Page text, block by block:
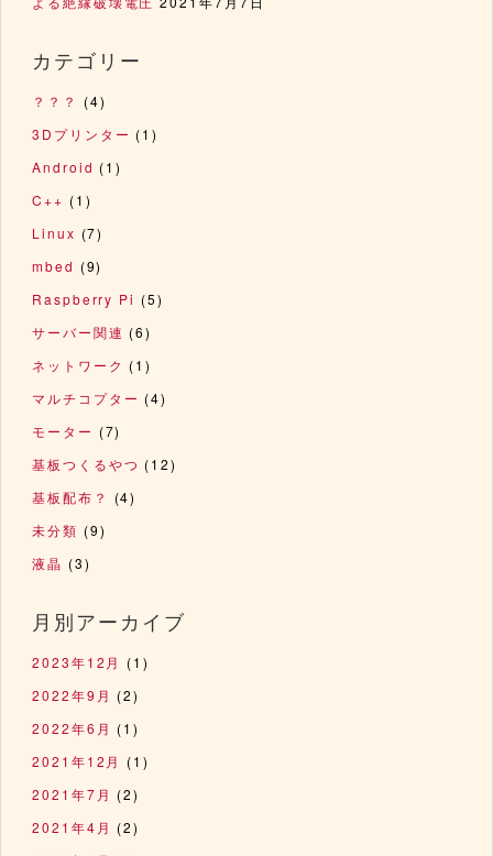
カテゴリー
？？？
(4)
3Dプリンター (1)
Android (1)
C++ (1)
Linux (7)
mbed (9)
Raspberry Pi (5)
サーバー関連 (6)
ネットワーク (1)
マルチコプター (4)
モーター (7)
基板つくるやつ (12)
基板配布？
(4)
未分類 (9)
液晶 (3)
月別アーカイブ
2023年12月 (1)
2022年9月 (2)
2022年6月 (1)
2021年12月 (1)
2021年7月 (2)
2021年4月 (2)